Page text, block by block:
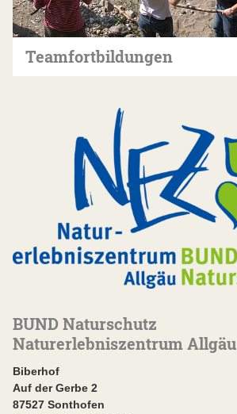
Teamfortbildungen
BUND Naturschutz
Naturerlebniszentrum Allgäu
Biberhof
Auf der Gerbe 2
87527 Sonthofen